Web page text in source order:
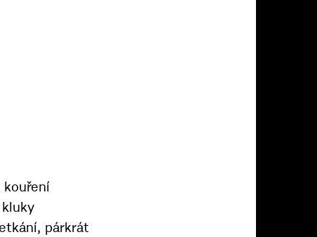
kouření
párkrát